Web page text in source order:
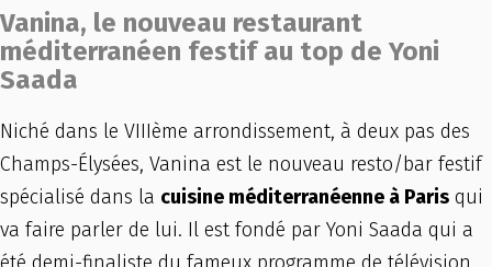
Vanina, le nouveau restaurant
méditerranéen festif au top de Yoni
Saada
Niché dans le VIIIème arrondissement, à deux pas des
Champs-Élysées, Vanina est le nouveau resto/bar festif
spécialisé dans la cuisine méditerranéenne à Paris qui
va faire parler de lui. Il est fondé par Yoni Saada qui a